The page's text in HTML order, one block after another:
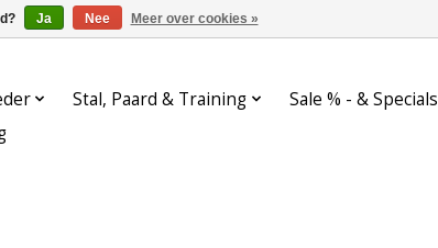
Stal, Paard & Training
Sale % - & Specials
Ja Nee Meer over cookies »